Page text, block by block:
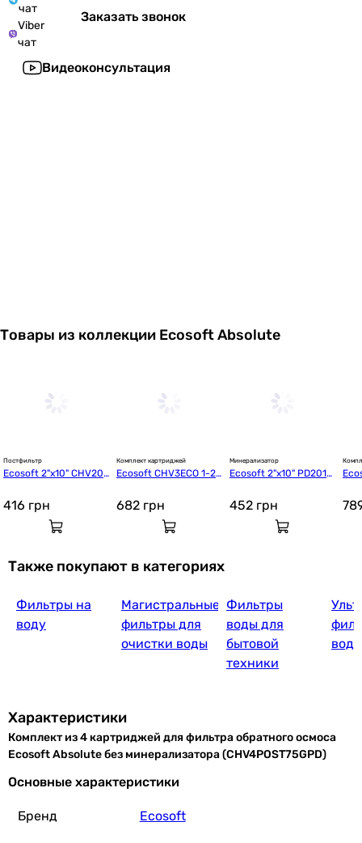
чат
Viber
чат
Заказать звонок
Видеоконсультация
Товары из коллекции Ecosoft Absolute
Постфильтр
Ecosoft 2"х10" CHV201
р)
416 грн
Комплект картриджей
Ecosoft CHV3ECO 1-2-
682 грн
Минерализатор
Ecosoft 2"х10" PD2010
ор)
452 грн
Также покупают в категориях
Фильтры на
воду
Магистральные
фильтры для
очистки воды
Фильтры
воды для
бытовой
техники
воды
Характеристики
Комплект из 4 картриджей для фильтра обратного осмоса
Ecosoft Absolute без минерализатора (CHV4POST75GPD)
Основные характеристики
Бренд Ecosoft